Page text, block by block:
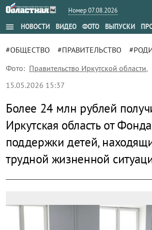
Номер 07.08.2026
menu НОВОСТИ ВИДЕО ФОТО ВЫПУСКИ
#ОБЩЕСТВО #ПРАВИТЕЛЬСТВО
Фото: Правительство Иркутской области,
15.05.2026 15:37
Более 24 млн рублей
Иркутская область от Фонда
поддержки детей,
трудной жизненной